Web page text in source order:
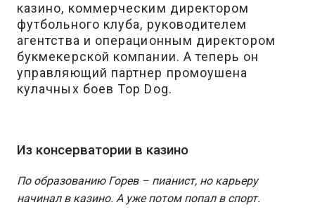
казино, коммерческим директором
футбольного клуба, руководителем
агентства и операционным директором
букмекерской компании. А теперь он
управляющий партнер промоушена
кулачных боев Top Dog.
Из консерватории в казино
По образованию Горев – пианист, но карьеру
начинал в казино. А уже потом попал в спорт.